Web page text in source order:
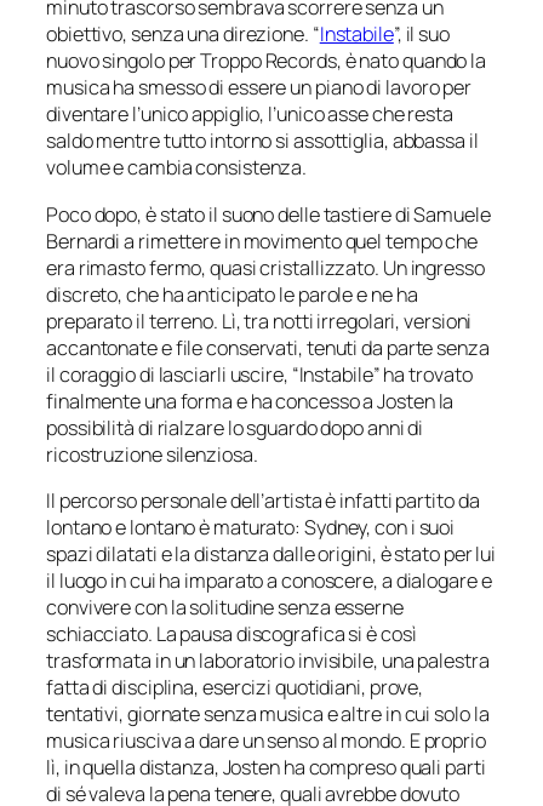
minuto trascorso sembrava scorrere senza un
obiettivo, senza una direzione. “Instabile”, il suo
nuovo singolo perTroppo Records, è nato quando la
musica ha smesso di essere un piano di lavoro per
diventare l’unico appiglio, l’unico asse che resta
saldo mentre tutto intorno si assottiglia, abbassa il
volume e cambia consistenza.
Poco dopo, è stato il suono delle tastiere di Samuele
Bernardi a rimettere in movimento quel tempo che
era rimasto fermo, quasi cristallizzato. Un ingresso
discreto, che ha anticipato le parole e ne ha
preparato il terreno. Lì, tra notti irregolari, versioni
accantonate e file conservati, tenuti da parte senza
il coraggio di lasciarli uscire, “Instabile” ha trovato
finalmente una forma e ha concesso a Josten la
possibilità di rialzare lo sguardo dopo anni di
ricostruzione silenziosa.
Il percorso personale dell’artista è infatti partito da
lontano e lontano è maturato: Sydney, con i suoi
spazi dilatati e la distanza dalle origini, è stato per lui
il luogo in cui ha imparato a conoscere, a dialogare e
convivere con la solitudine senza esserne
schiacciato. La pausa discografica si è così
trasformata in un laboratorio invisibile, una palestra
fatta di disciplina, esercizi quotidiani, prove,
tentativi, giornate senza musica e altre in cui solo la
musica riusciva a dare un senso al mondo. E proprio
lì, in quella distanza, Josten ha compreso quali parti
di sé valeva la pena tenere, quali avrebbe dovuto